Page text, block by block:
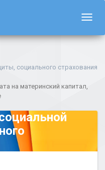
социального страхования
на материнский капитал,